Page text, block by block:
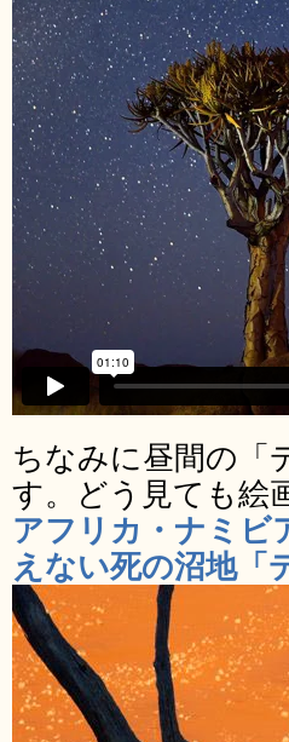
ちなみに昼間の「
す。どう見ても絵
アフリカ・ナミビ
えない死の沼地「